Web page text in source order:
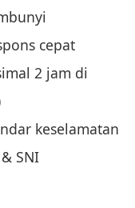
cepat
2 jam di
keselamatan
SNI